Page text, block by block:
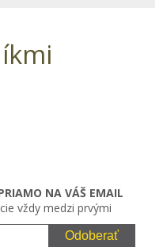
NA VÁŠ EMAIL
vždy medzi prvými
Odoberať